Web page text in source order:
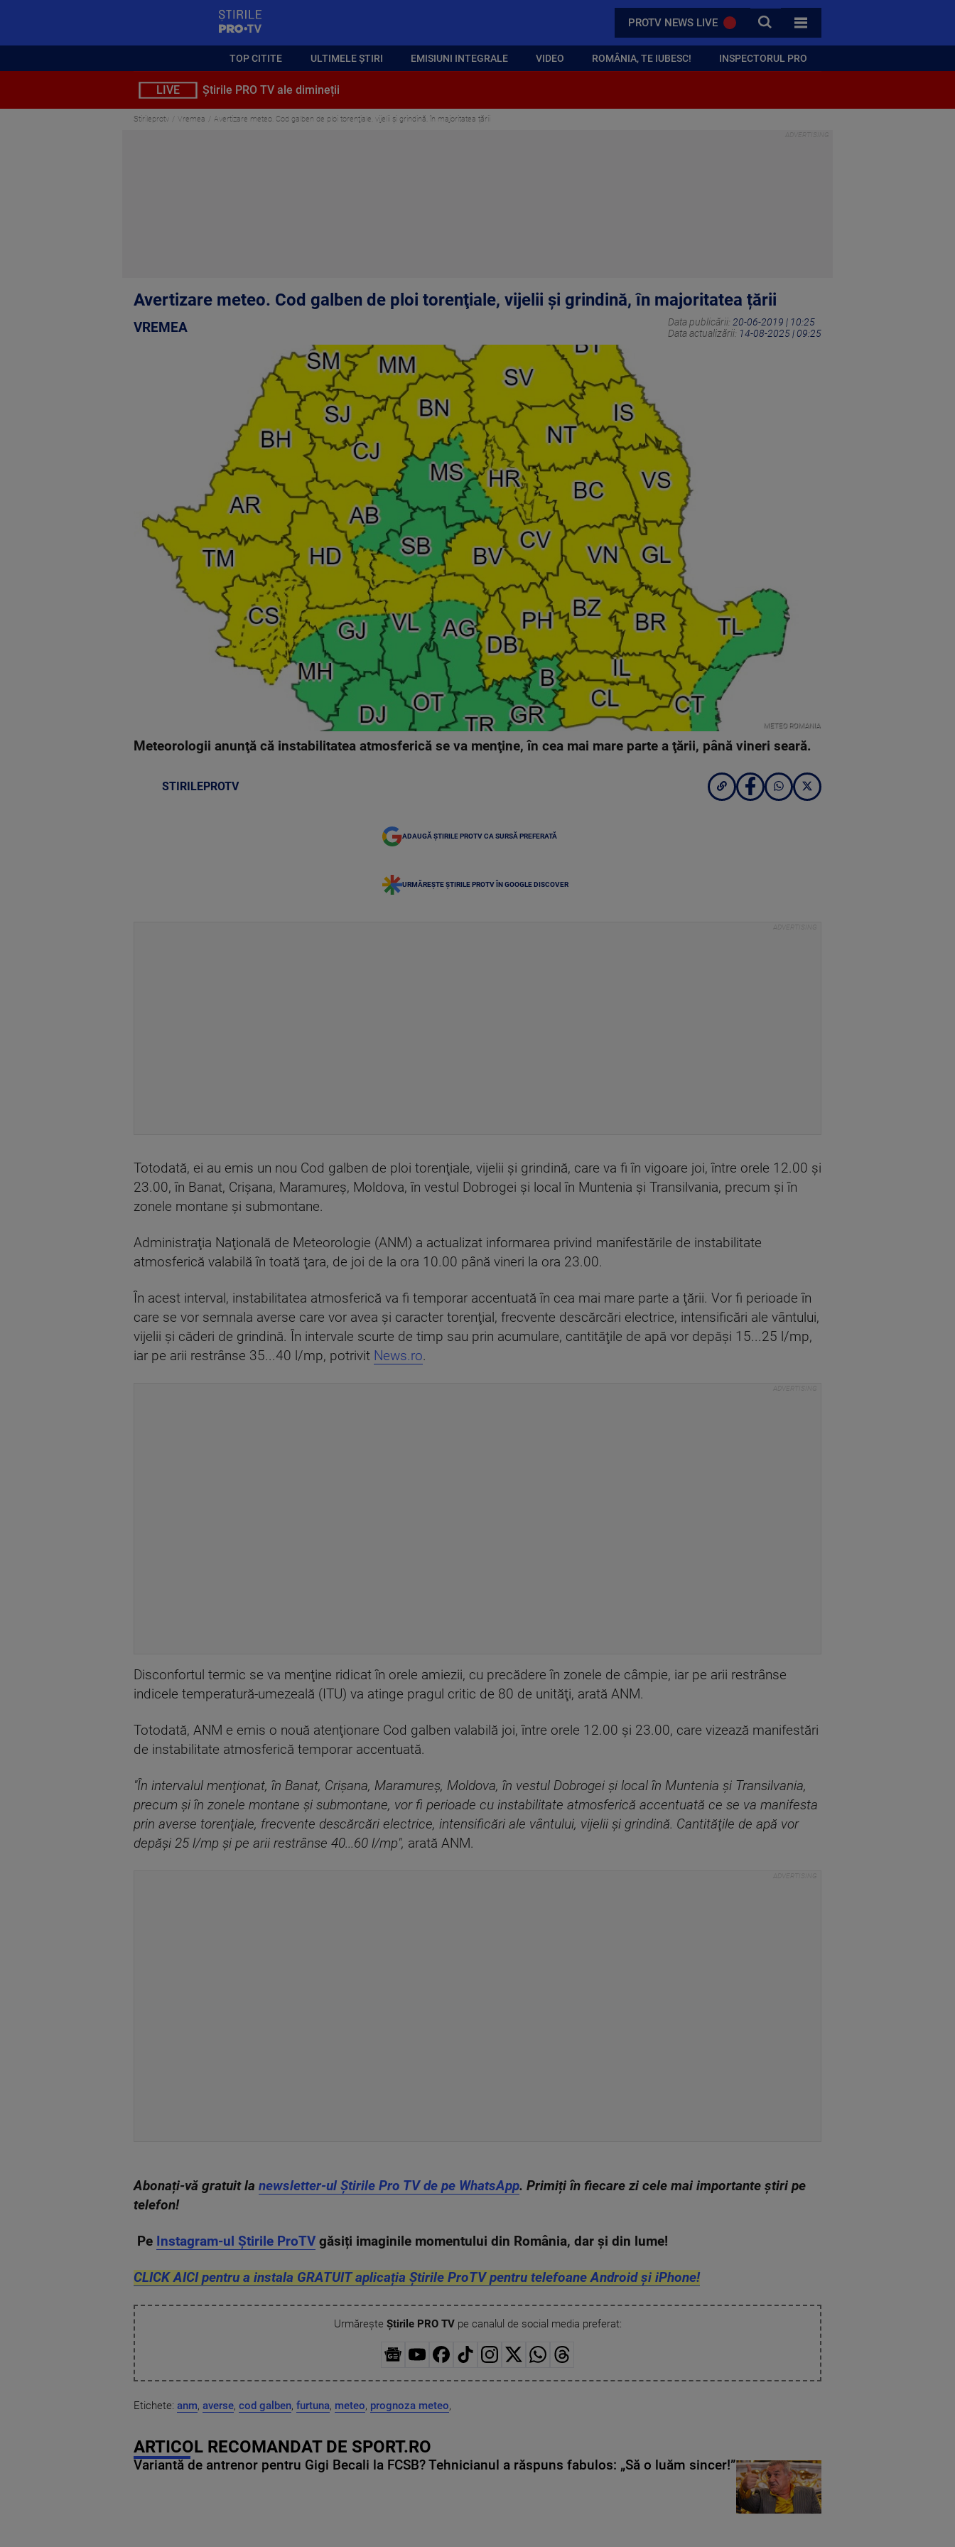
PROTV NEWS LIVE CAUTA
TOATE CATEGORIILE
TOP CITITE ULTIMELE ȘTIRI EMISIUNI INTEGRALE VIDEO ROMÂNIA, TE IUBESC! INSPECTORUL PRO
LIVE Știrile PRO TV ale dimineții
Stirileprotv Vremea Avertizare meteo. Cod galben de ploi torenţiale, vijelii şi grindină, în majoritatea țării
Avertizare meteo. Cod galben de ploi torenţiale, vijelii şi grindină, în majoritatea țării
VREMEA Data publicării: 20-06-2019 | 10:25
Data actualizării: 14-08-2025 | 09:25
METEO ROMANIA
Meteorologii anunţă că instabilitatea atmosferică se va menţine, în cea mai mare parte a ţării, până vineri seară.
STIRILEPROTV
ADAUGĂ ȘTIRILE PROTV CA SURSĂ PREFERATĂ
URMĂREȘTE ȘTIRILE PROTV ÎN GOOGLE DISCOVER
Totodată, ei au emis un nou Cod galben de ploi torenţiale, vijelii şi grindină, care va fi în vigoare joi, între orele 12.00 şi
23.00, în Banat, Crişana, Maramureş, Moldova, în vestul Dobrogei şi local în Muntenia şi Transilvania, precum şi în
zonele montane şi submontane.
Administraţia Naţională de Meteorologie (ANM) a actualizat informarea privind manifestările de instabilitate
atmosferică valabilă în toată ţara, de joi de la ora 10.00 până vineri la ora 23.00.
În acest interval, instabilitatea atmosferică va fi temporar accentuată în cea mai mare parte a ţării. Vor fi perioade în
care se vor semnala averse care vor avea şi caracter torenţial, frecvente descărcări electrice, intensificări ale vântului,
vijelii şi căderi de grindină. În intervale scurte de timp sau prin acumulare, cantităţile de apă vor depăşi 15...25 l/mp,
iar pe arii restrânse 35...40 l/mp, potrivit News.ro.
Disconfortul termic se va menţine ridicat în orele amiezii, cu precădere în zonele de câmpie, iar pe arii restrânse
indicele temperatură-umezeală (ITU) va atinge pragul critic de 80 de unităţi, arată ANM.
Totodată, ANM e emis o nouă atenţionare Cod galben valabilă joi, între orele 12.00 şi 23.00, care vizează manifestări
de instabilitate atmosferică temporar accentuată.
"În intervalul menţionat, în Banat, Crişana, Maramureş, Moldova, în vestul Dobrogei şi local în Muntenia şi Transilvania,
precum şi în zonele montane şi submontane, vor fi perioade cu instabilitate atmosferică accentuată ce se va manifesta
prin averse torenţiale, frecvente descărcări electrice, intensificări ale vântului, vijelii şi grindină. Cantităţile de apă vor
depăşi 25 l/mp şi pe arii restrânse 40...60 l/mp", arată ANM.
Abonați-vă gratuit la newsletter-ul Știrile Pro TV de pe WhatsApp. Primiți în fiecare zi cele mai importante știri pe
telefon!
Pe Instagram-ul Știrile ProTV găsiți imaginile momentului din România, dar și din lume!
CLICK AICI pentru a instala GRATUIT aplicația Știrile ProTV pentru telefoane Android și iPhone!
Urmărește Știrile PRO TVpe canalul de social media preferat:
Etichete: anm, averse, cod galben, furtuna, meteo, prognoza meteo,
ARTICOL RECOMANDAT DE SPORT.RO
Variantă de antrenor pentru Gigi Becali la FCSB? Tehnicianul a răspuns fabulos: „Să o luăm sincer!”